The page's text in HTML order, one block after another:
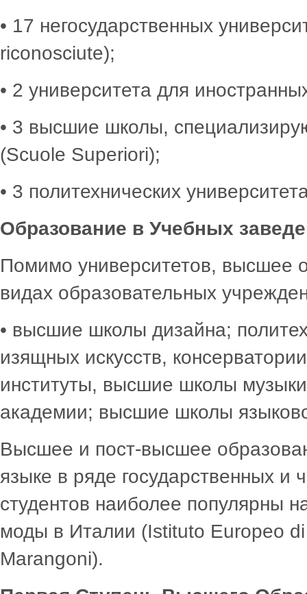
• 17 негосударственных
riconosciute);
• 2 университета для
• 3 высшие школы,
(Scuole Superiori);
• 3 политехнических
Образование в Учебных
Помимо университетов, высшее
видах образовательных
• высшие школы дизайна;
изящных искусств,
институты, высшие школы
академии; высшие школы
Высшее и пост-высшее
языке в ряде государственных
студентов наиболее популярны
моды в Италии (Istituto Europeo
Marangoni).